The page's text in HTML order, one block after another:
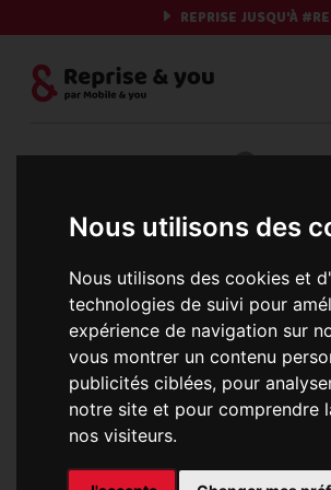
Nous utilisons des
Nous utilisons des cookies et
technologies de suivi pour
expérience de navigation sur
vous montrer un contenu
publicités ciblées, pour
notre site et pour comprendre
nos visiteurs.
REPRISE JUSQU'À
Reprise |
Préparez votre chrono et
c'est parti !
Nous récupérons les
Une erreur est survenue :